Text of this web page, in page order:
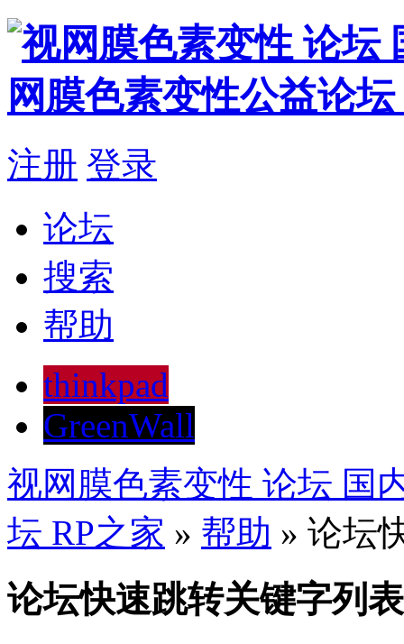
注册 登录
论坛
搜索
帮助
thinkpad
GreenWall
视网膜色素变性 论坛 国
坛 RP之家 » 帮助 » 论坛
论坛快速跳转关键字列表